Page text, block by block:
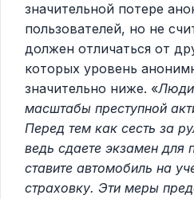
значительной потере
пользователей, но не
должен отличаться от
которых уровень
значительно ниже. «Люди
масштабы преступной
Перед тем как сесть за
ведь сдаете экзамен для
ставите автомобиль на
страховку. Эти меры